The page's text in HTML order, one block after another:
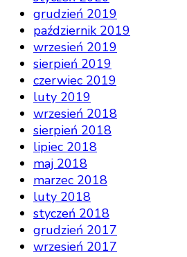
grudzień 2019
październik 2019
wrzesień 2019
sierpień 2019
czerwiec 2019
luty 2019
wrzesień 2018
sierpień 2018
lipiec 2018
maj 2018
marzec 2018
luty 2018
styczeń 2018
grudzień 2017
wrzesień 2017